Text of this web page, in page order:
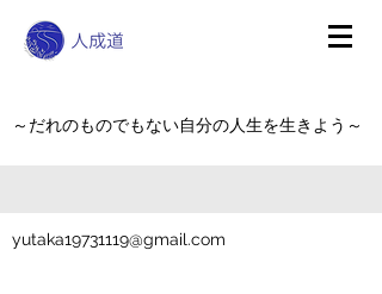
～だれのものでもない自分の人生を生きよう～
yutaka19731119@gmail.com